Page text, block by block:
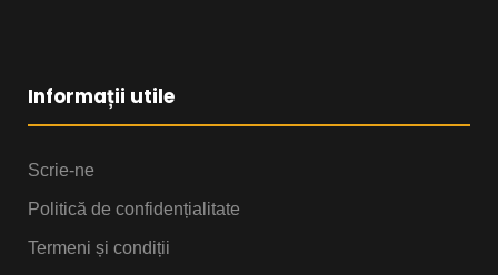
Informații utile
Scrie-ne
Politică de confidențialitate
Termeni și condiții